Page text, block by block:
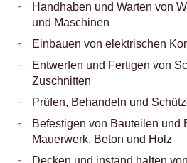
Handhaben und Warten von
und Maschinen
Einbauen von elektrischen
Entwerfen und Fertigen von
Zuschnitten
Prüfen, Behandeln und
Befestigen von Bauteilen und
Mauerwerk, Beton und Holz